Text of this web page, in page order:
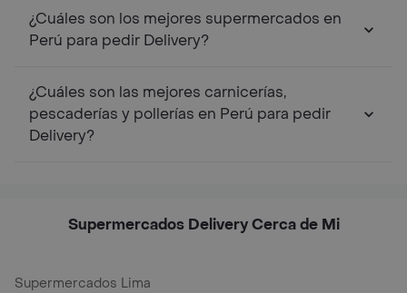
¿Cuáles son los mejores supermercados en
Perú para pedir Delivery?
¿Cuáles son las mejores carnicerías,
pescaderías y pollerías en Perú para pedir
Delivery?
Supermercados Delivery Cerca de Mi
Supermercados Lima